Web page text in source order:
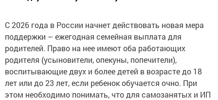
С 2026 года в России начнет действовать новая мера
поддержки – ежегодная семейная выплата для
родителей. Право на нее имеют оба работающих
родителя (усыновители, опекуны, попечители),
воспитывающие двух и более детей в возрасте до 18
лет или до 23 лет, если ребенок обучается очно. При
этом необходимо понимать, что для самозанятых и ИП